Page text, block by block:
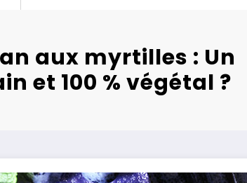
aux myrtilles : Un
et 100 % végétal ?